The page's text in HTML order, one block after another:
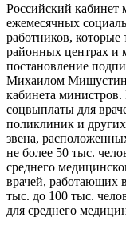
Российский кабинет
ежемесячных
работников, которые
районных центрах и
постановление
Михаилом
кабинета министров.
соцвыплаты для
поликлиник и
звена,
не более 50 тыс.
среднего
врачей, работающих
тыс. до 100 тыс.
для среднего